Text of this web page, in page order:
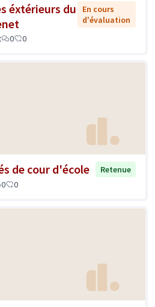
éxtérieurs du
En cours
d'évaluation
0 0
de cour d'école
Retenue
0 0